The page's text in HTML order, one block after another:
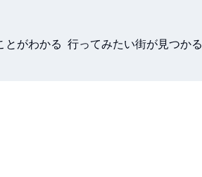
とがわかる 行ってみたい街が見つかる